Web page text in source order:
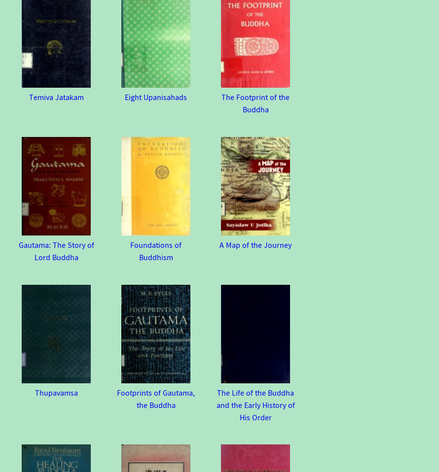
Temiva Jatakam Eight Upanisahads
The Footprint of the
Buddha
Gautama: The Story of
Lord Buddha
Foundations of
Buddhism
A Map of the Journey
Thupavamsa
Footprints of Gautama,
the Buddha
The Life of the Buddha
and the Early History of
His Order